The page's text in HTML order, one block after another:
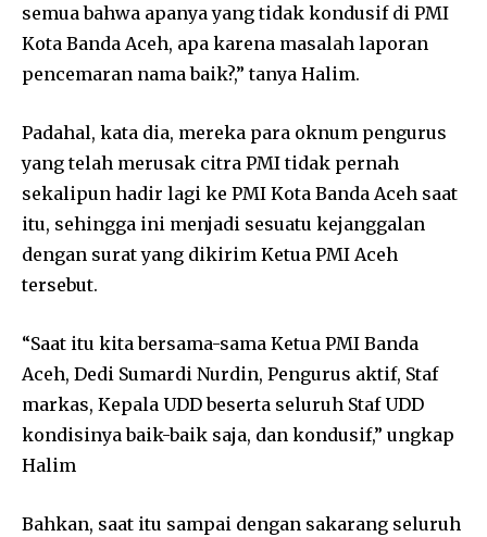
semua bahwa apanya yang tidak kondusif di PMI
Kota Banda Aceh, apa karena masalah laporan
pencemaran nama baik?,” tanya Halim.
Padahal, kata dia, mereka para oknum pengurus
yang telah merusak citra PMI tidak pernah
sekalipun hadir lagi ke PMI Kota Banda Aceh saat
itu, sehingga ini menjadi sesuatu kejanggalan
dengan surat yang dikirim Ketua PMI Aceh
tersebut.
“Saat itu kita bersama-sama Ketua PMI Banda
Aceh, Dedi Sumardi Nurdin, Pengurus aktif, Staf
markas, Kepala UDD beserta seluruh Staf UDD
kondisinya baik-baik saja, dan kondusif,” ungkap
Halim
Bahkan, saat itu sampai dengan sakarang seluruh